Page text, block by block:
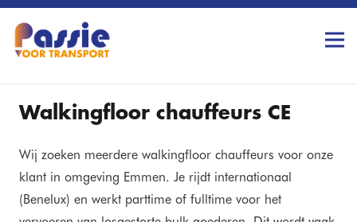
Walkingfloor chauffeurs CE
Wij zoeken meerdere walkingfloor chauffeurs voor onze
klant in omgeving Emmen. Je rijdt internationaal
(Benelux) en werkt parttime of fulltime voor het